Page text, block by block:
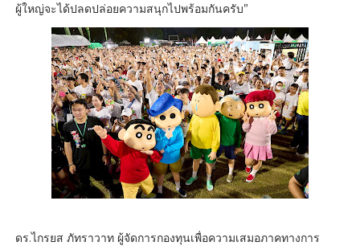
ผู้ใหญ่จะได้ปลดปล่อยความสนุกไปพร้อมกันครับ”
ดร.ไกรยส ภัทราวาท ผู้จัดการกองทุนเพื่อความเสมอภาคทางการ